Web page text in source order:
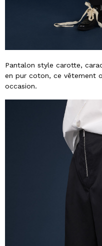
Pantalon style carotte,
en pur coton, ce vêtement
occasion.